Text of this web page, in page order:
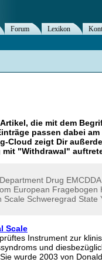
die mit dem
passen dabei am
Cloud zeigt Dir
mit "Withdrawal"
Department Drug EMCDDA
European Fragebogen
Scale Schweregrad State
Scale
Instrument zur
und
wurde 2003 von
Forum Lexikon